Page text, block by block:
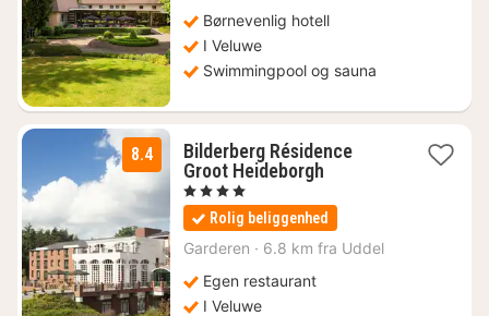
Børnevenlig hotell
I Veluwe
Swimmingpool og sauna
8.4
Bilderberg Résidence
Groot Heideborgh1
fra
599
kr.
, 4 Stjerner
Rolig beliggenhed
Garderen · 6.8 km fra Uddel
Egen restaurant
I Veluwe